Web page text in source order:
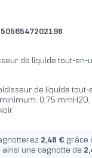
5056547202198
de liquide tout-en-
de liquide
0,75
2,48 € grâce
une cagnotte de